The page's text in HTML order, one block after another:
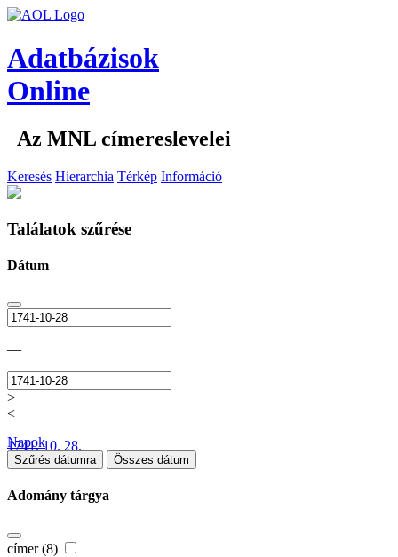
Adatbázisok
Online
Az MNL címereslevelei
Keresés Hierarchia Térkép Információ
Találatok szűrése
Dátum
—
>
<
1741. 10. 28.
Napok
Szűrés dátumra Összes dátum
Adomány tárgya
címer (8)